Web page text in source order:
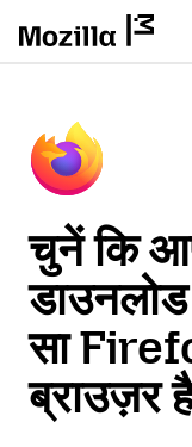
चुनें कि
सा
ब्राउज़र है